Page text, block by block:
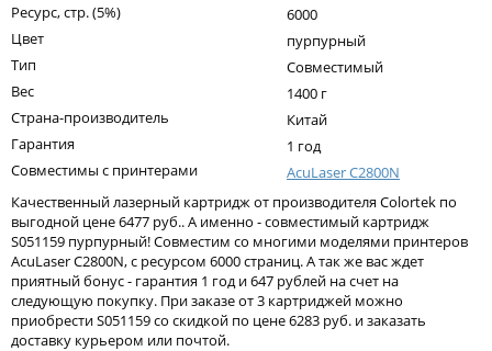
Panasonic
Sharp
Toshiba
Xerox
Для франкировальной машины
Ленточные картриджи
Тонер и девелопер
Ресурс, стр. (5%)
6000
Цвет
пурпурный
Тип
Совместимый
Вес
1400 г
Страна-производитель
Китай
Гарантия
1 год
Совместимы с принтерами
AcuLaser C2800N
Качественный лазерный картридж от производителя Colortek по
выгодной цене 6477 руб.. А именно - совместимый картридж
S051159 пурпурный! Совместим со многими моделями принтеров
AcuLaser C2800N, с ресурсом 6000 страниц. А так же вас ждет
приятный бонус - гарантия 1 год и 647 рублей на счет на
следующую покупку. При заказе от 3 картриджей можно
приобрести S051159 со скидкой по цене 6283 руб. и заказать
доставку курьером или почтой.